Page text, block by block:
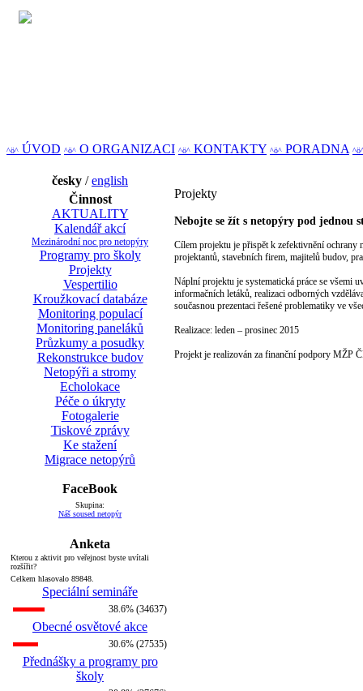
^ö^ ÚVOD ^ö^ O ORGANIZACI ^ö^ KONTAKTY ^ö^ PORADNA
česky /english
Činnost
AKTUALITY
Kalendář akcí
Mezinárodní noc pro netopýry
Programy pro školy
Projekty
Vespertilio
Kroužkovací databáze
Monitoring populací
Monitoring paneláků
Průzkumy a posudky
Rekonstrukce budov
Netopýři a stromy
Echolokace
Péče o úkryty
Fotogalerie
Tiskové zprávy
Ke stažení
Migrace netopýrů
FaceBook
Skupina:
Náš soused netopýr
Anketa
Kterou z aktivit pro veřejnost byste uvítali
rozšířit?
Celkem hlasovalo 89848.
Speciální semináře
38.6% (34637)
Obecné osvětové akce
30.6% (27535)
Přednášky a programy pro
školy
Projekty
Nebojte se žít s netopýry pod jednou
Cílem projektu je přispět k zefektivnění ochrany
projektantů, stavebních firem, majitelů budov,
Náplní projektu je systematická práce se všemi
informačních letáků, realizaci odborných
současnou prezentaci řešené problematiky ve
Realizace: leden – prosinec 2015
Projekt je realizován za finanční podpory MŽP